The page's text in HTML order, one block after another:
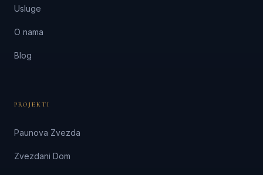
Usluge
O nama
Blog
PROJEKTI
Paunova Zvezda
Zvezdani Dom